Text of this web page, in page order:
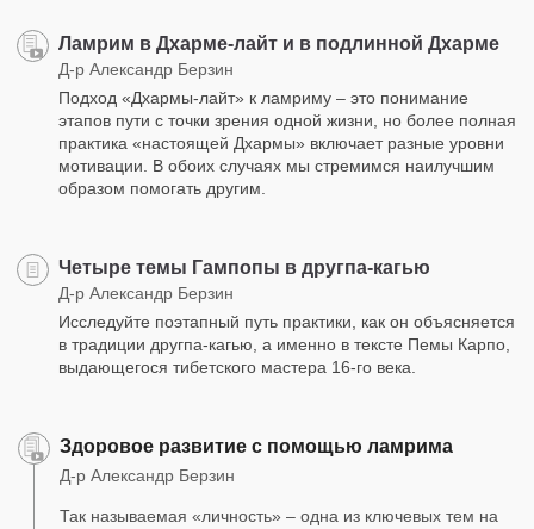
Ламрим в Дхарме-лайт и в подлинной Дхарме
Д-р Александр Берзин
Подход «Дхармы-лайт» к ламриму – это понимание
этапов пути с точки зрения одной жизни, но более полная
практика «настоящей Дхармы» включает разные уровни
мотивации. В обоих случаях мы стремимся наилучшим
образом помогать другим.
Четыре темы Гампопы в другпа-кагью
Д-р Александр Берзин
Исследуйте поэтапный путь практики, как он объясняется
в традиции другпа-кагью, а именно в тексте Пемы Карпо,
выдающегося тибетского мастера 16-го века.
Здоровое развитие с помощью ламрима
Д-р Александр Берзин
Так называемая «личность» – одна из ключевых тем на